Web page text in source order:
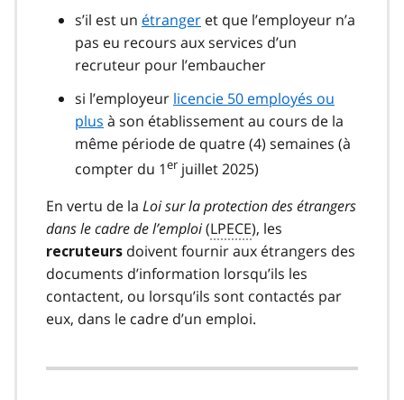
s’il est un étranger et que l’employeur n’a
pas eu recours aux services d’un
recruteur pour l’embaucher
si l’employeur licencie 50 employés ou
plus à son établissement au cours de la
même période de quatre (4) semaines (à
compter du 1er juillet 2025)
En vertu de la Loi sur la protection des étrangers
dans le cadre de l’emploi(LPECE), les
recruteurs doivent fournir aux étrangers des
documents d’information lorsqu’ils les
contactent, ou lorsqu’ils sont contactés par
eux, dans le cadre d’un emploi.